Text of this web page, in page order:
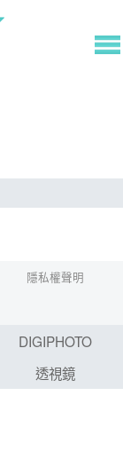
隱私權聲明
DIGIPHOTO
透視鏡